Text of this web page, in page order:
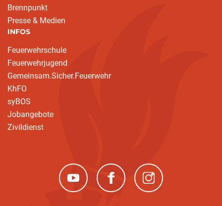
Brennpunkt
Presse & Medien
INFOS
Feuerwehrschule
Feuerwehrjugend
Gemeinsam.Sicher.Feuerwehr
KhFO
syBOS
Jobangebote
Zivildienst
(neues Fenster)(neues Fenster)(neues Fenster)